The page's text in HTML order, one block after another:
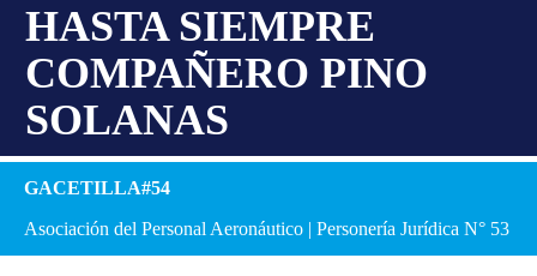
HASTA SIEMPRE
COMPAÑERO PINO
SOLANAS
GACETILLA#54
Asociación del Personal Aeronáutico | Personería Jurídica N° 53